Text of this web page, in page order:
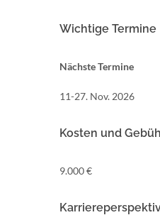
Wichtige Termine
Nächste Termine
11-27. Nov. 2026
Kosten und
9.000 €